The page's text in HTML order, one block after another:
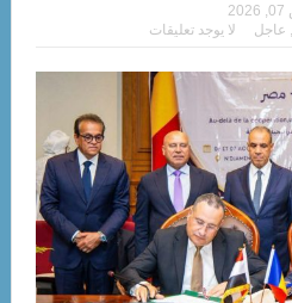
عاجل لا يوجد تعليقات